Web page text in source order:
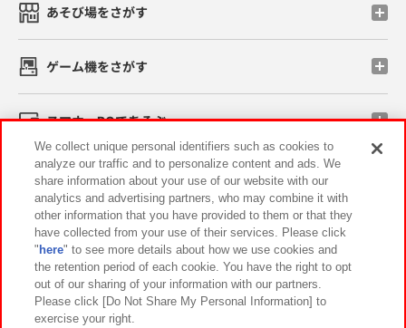
あそび場をさがす
ゲーム機をさがす
スマホ・PCであそぶ
イベント・キャンペーン
関連会社 サステナビリティ サイトポリシー
プライバシーポリシー ウェブアクセシビリティ方針と検証結果
お取引先さまとともに
We collect unique personal identifiers such as cookies to
analyze our traffic and to personalize content and ads. We
share information about your use of our website with our
analytics and advertising partners, who may combine it with
other information that you have provided to them or that they
have collected from your use of their services. Please click
" here" to see more details about how we use cookies and
the retention period of each cookie. You have the right to opt
out of our sharing of your information with our partners.
Please click [Do Not Share My Personal Information] to
exercise your right.